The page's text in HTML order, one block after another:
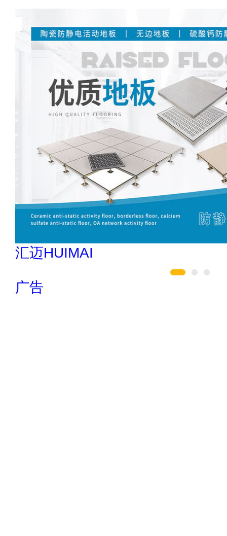
伟业ENF板材 020-84900747
广告